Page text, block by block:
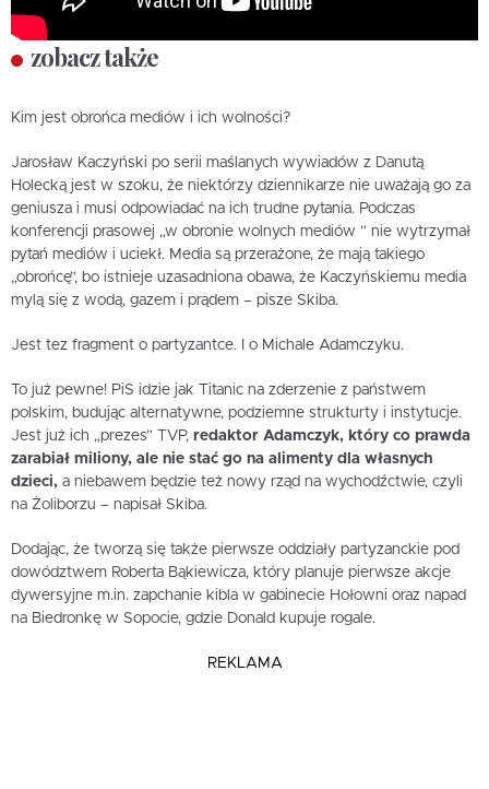
zobacz także
Kim jest obrońca mediów i ich wolności?
Jarosław Kaczyński po serii maślanych wywiadów z Danutą
Holecką jest w szoku, że niektórzy dziennikarze nie uważają go za
geniusza i musi odpowiadać na ich trudne pytania. Podczas
konferencji prasowej „w obronie wolnych mediów ” nie wytrzymał
pytań mediów i uciekł. Media są przerażone, że mają takiego
„obrońcę”, bo istnieje uzasadniona obawa, że Kaczyńskiemu media
mylą się z wodą, gazem i prądem – pisze Skiba.
Jest tez fragment o partyzantce. I o Michale Adamczyku.
To już pewne! PiS idzie jak Titanic na zderzenie z państwem
polskim, budując alternatywne, podziemne strukturty i instytucje.
Jest już ich „prezes” TVP, redaktor Adamczyk, który co prawda
zarabiał miliony, ale nie stać go na alimenty dla własnych
dzieci, a niebawem będzie też nowy rząd na wychodźctwie, czyli
na Żoliborzu – napisał Skiba.
Dodając, że tworzą się także pierwsze oddziały partyzanckie pod
dowództwem Roberta Bąkiewicza, który planuje pierwsze akcje
dywersyjne m.in. zapchanie kibla w gabinecie Hołowni oraz napad
na Biedronkę w Sopocie, gdzie Donald kupuje rogale.
REKLAMA